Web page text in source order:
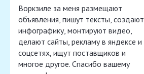
Воркзиле за меня размещают
объявления, пишут тексты, создают
инфографику, монтируют видео,
делают сайты, рекламу в яндексе и
соцсетях, ищут поставщиков и
многое другое. Спасибо вашему